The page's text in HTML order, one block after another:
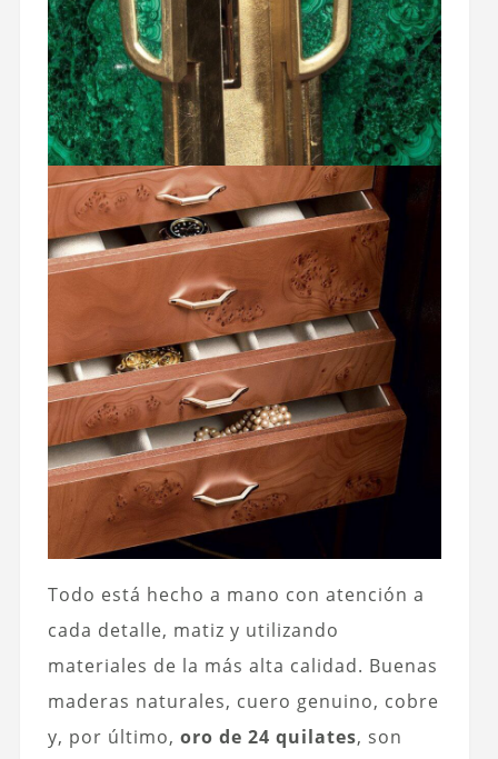
Todo está hecho a mano con atención a
cada detalle, matiz y utilizando
materiales de la más alta calidad. Buenas
maderas naturales, cuero genuino, cobre
y, por último, oro de 24 quilates, son